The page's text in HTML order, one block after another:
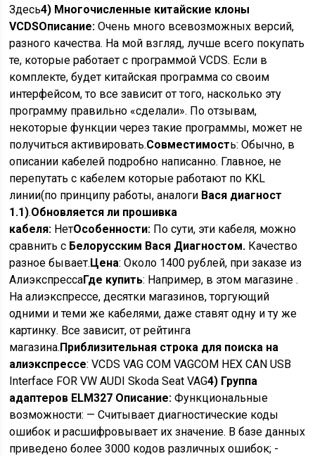
Здесь4) Многочисленные китайские клоны
VCDSОписание:Очень много всевозможных версий,
разного качества. На мой взгляд, лучше всего покупать
те, которые работает с программой VCDS. Если в
комплекте, будет китайская программа со своим
интерфейсом, то все зависит от того, насколько эту
программу правильно «сделали». По отзывам,
некоторые функции через такие программы, может не
получиться активировать.Совместимость: Обычно, в
описании кабелей подробно написанно. Главное, не
перепутать с кабелем которые работают по KKL
линии(по принципу работы, аналоги Вася диагност
1.1).Обновляется ли прошивка
кабеля: НетОсобенности: По сути, эти кабеля, можно
сравнить с Белорусским Вася Диагностом. Качество
разное бывает.Цена: Около 1400 рублей, при заказе из
АлиэкспрессаГде купить: Например, в этом магазине .
На алиэкспрессе, десятки магазинов, торгующий
одними и теми же кабелями, даже ставят одну и ту же
картинку. Все зависит, от рейтинга
магазина.Приблизительная строка для поиска на
алиэкспрессе:VCDS VAG COM VAGCOM HEX CAN USB
Interface FOR VW AUDI Skoda Seat VAG4) Группа
адаптеров ELM327 Описание:Функциональные
возможности: — Считывает диагностические коды
ошибок и расшифровывает их значение. В базе данных
приведено более 3000 кодов различных ошибок; -